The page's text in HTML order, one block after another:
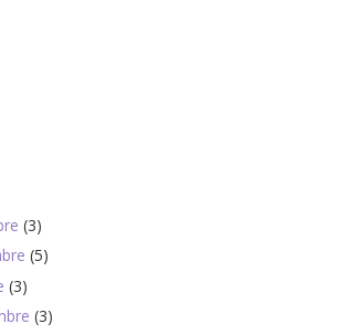
(3)
(5)
(3)
(3)